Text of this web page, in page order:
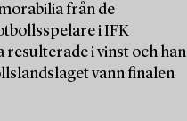
från de
i IFK
i vinst och han
vann finalen